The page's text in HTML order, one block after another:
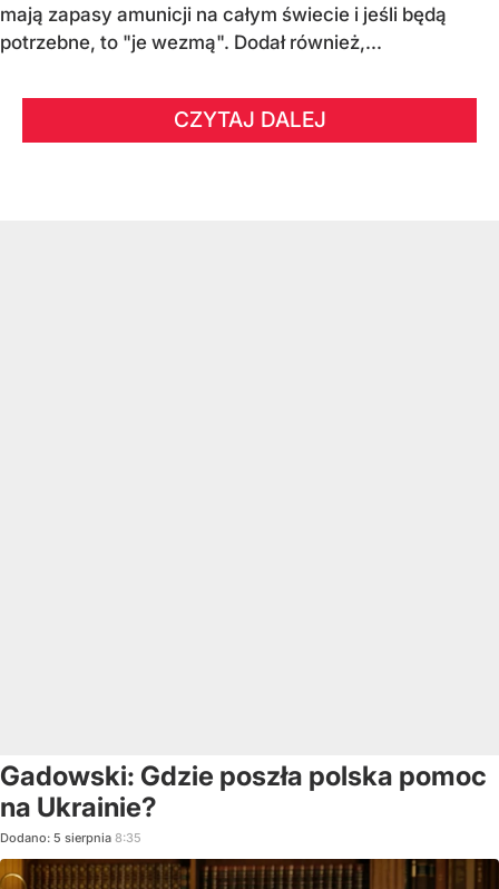
mają zapasy amunicji na całym świecie i jeśli będą
potrzebne, to "je wezmą". Dodał również,...
CZYTAJ DALEJ
Gadowski: Gdzie poszła polska pomoc
na Ukrainie?
Dodano: 5 sierpnia 8:35